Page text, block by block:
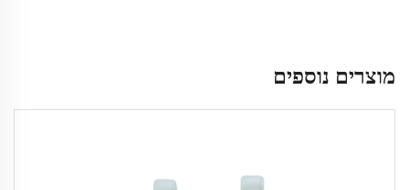
מוצרים נוספים